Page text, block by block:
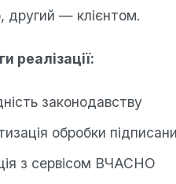
другий — клієнтом.
реалізації:
законодавству
обробки
з сервісом ВЧАСНО